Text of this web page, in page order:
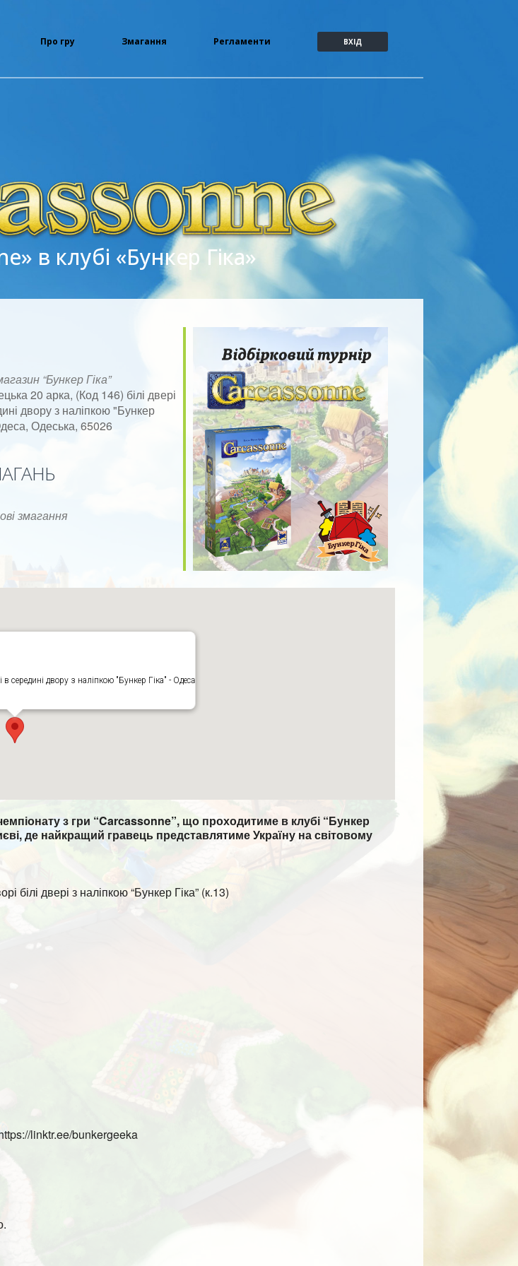
Про гру Змагання Регламенти ВХІД
в клубі «Бункер Гіка»
“Бункер Гіка”
20 арка, (Код 146) білі двері
двору з наліпкою "Бункер
Одеська, 65026
змагання
середині двору з наліпкою "Бункер Гіка" - Одеса
з гри “Carcassonne”, що проходитиме в клубі “Бункер
де найкращий гравець представлятиме Україну на світовому
двері з наліпкою “Бункер Гіка” (к.13)
linktr.ee/bunkergeeka